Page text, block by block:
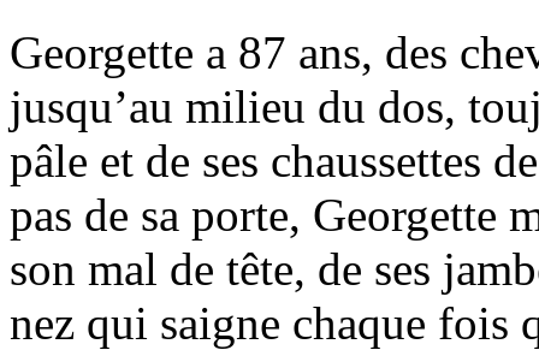
Georgette a 87 ans, des
jusqu’au milieu du dos,
pâle et de ses chaussettes
pas de sa porte, Georgette
son mal de tête, de ses
nez qui saigne chaque fois